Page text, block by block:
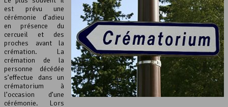
est prévu une
cérémonie d’adieu
en présence du
cercueil et des
proches avant la
crémation. La
crémation de la
personne décédée
s’effectue dans un
crématorium à
l’occasion d’une
cérémonie. Lors